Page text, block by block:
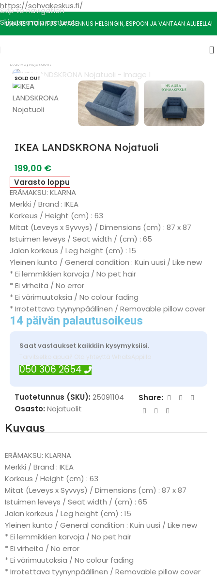
https://sohvakeskus.fi/
Skip to navigation
Skip to main content
ILMAINEN TOIMITUS JA ASENNUS HELSINGIN, ESPOON JA VANTAAN ALUEELLA!
Etusivu/ Nojatuolit
SOLD OUT
IKEA LANDSKRONA Nojatuoli
199,00 €
Varasto loppu
ERÄMAKSU: KLARNA
Merkki / Brand : IKEA
Korkeus / Height (cm) : 63
Mitat (Leveys x Syvvys) / Dimensions (cm) : 87 x 87
Istuimen leveys / Seat width / (cm) : 65
Jalan korkeus / Leg height (cm) : 15
Yleinen kunto / General condition : Kuin uusi / Like new
* Ei lemmikkien karvoja / No pet hair
* Ei virheitä / No error
* Ei värimuutoksia / No colour fading
* Irrotettava tyynynpäällinen / Removable pillow cover
14 päivän palautusoikeus
Saat vastaukset kaikkiin kysymyksiisi.
Tarvitsetko apua? Ota yhteyttä WhatsAppilla
050 306 2654
Tuotetunnus (SKU): 25091104
Osasto: Nojatuolit
Share:
Kuvaus
ERÄMAKSU: KLARNA
Merkki / Brand : IKEA
Korkeus / Height (cm) : 63
Mitat (Leveys x Syvvys) / Dimensions (cm) : 87 x 87
Istuimen leveys / Seat width / (cm) : 65
Jalan korkeus / Leg height (cm) : 15
Yleinen kunto / General condition : Kuin uusi / Like new
* Ei lemmikkien karvoja / No pet hair
* Ei virheitä / No error
* Ei värimuutoksia / No colour fading
* Irrotettava tyynynpäällinen / Removable pillow cover